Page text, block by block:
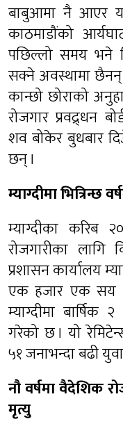
बाबुआमा नै आएर
काठमाडौंको
पछिल्लो समय भने
सक्ने अवस्थामा छैनन्
कान्छो छोराको
रोजगार प्रवद्र्धन
शव बोकेर बुधबार
छन् ।
म्याग्दीमा भित्रिन्छ
म्याग्दीका करिब
रोजगारीका
प्रशासन कार्यालय
एक हजार एक सय
म्याग्दीमा बार्षिक
गरेको छ । यो
५१ जनाभन्दा बढी
नौ वर्षमा वैदेशिक
मृत्यु